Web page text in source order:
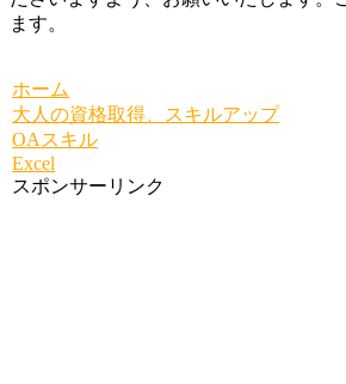
ます。
ホーム
大人の資格取得、スキルアップ
OAスキル
Excel
スポンサーリンク